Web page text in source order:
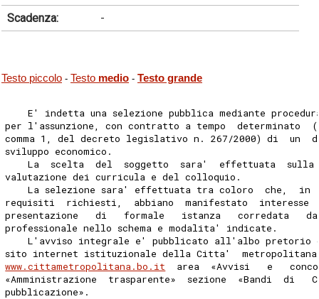
Scadenza:
-
Testo piccolo - Testo medio - Testo grande
E' indetta una selezione pubblica mediante
per l'assunzione, con contratto a tempo  determinato
comma 1, del decreto legislativo n. 267/2000) di  un
sviluppo economico.
La  scelta  del  soggetto  sara'  effettuata  sulla
valutazione dei curricula e del colloquio.
La selezione sara' effettuata tra coloro  che,  in
requisiti  richiesti,  abbiano  manifestato  interesse
presentazione   di   formale   istanza   corredata
professionale nello schema e modalita' indicate.
L'avviso integrale e' pubblicato all'albo pretorio
sito internet istituzionale della Citta'
www.cittametropolitana.bo.it
area  «Avvisi   e
«Amministrazione  trasparente»  sezione  «Bandi  di
pubblicazione».